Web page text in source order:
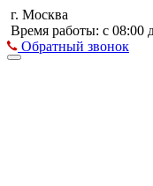
г. Москва
Время работы: с 08:00
Обратный звонок